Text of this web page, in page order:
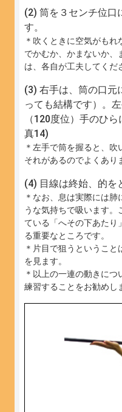
筒を３センチ位口
す。
＊吹くときに空気がも
でかむか、かまないか、
は、各自が工夫してくだ
右手は、筒の口元
っても結構です）。
（120度位）手のひ
真14)
＊左手で筒を握ると、
それがあるのでよくあり
目線は終始、的を
＊なお、息は実際には
うな気持ちで吸います
ている「へその下あたり
る重要なところです。
＊片目で狙うというこ
を見ます。
＊以上の一連の動きに
練習することをお勧めし